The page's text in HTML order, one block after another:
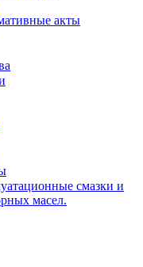
акты
смазки и
масел.